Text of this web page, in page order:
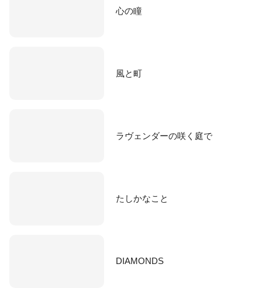
心の瞳
風と町
ラヴェンダーの咲く庭で
たしかなこと
DIAMONDS